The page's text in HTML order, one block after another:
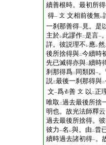
續善根時。最初所
得一 文 文相前後無レ
一刹那善得一 見。是
主於レ此謬作二是言一
詳。彼説理不 レ應レ
後所捨得與二今續時
先已滅得亦與二續時
刹那得爲二 同類因 一
説三最後一刹那得與二
文一爲 善 文 以 二正
唯取 二過去最後所捨
明也。故光法師釋
過去最後所捨得。
彼力 一名 レ與。由 二昔
續時過去諸初得一。